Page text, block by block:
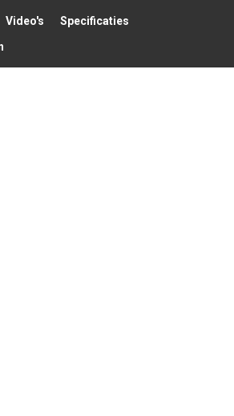
Video's
Specificaties